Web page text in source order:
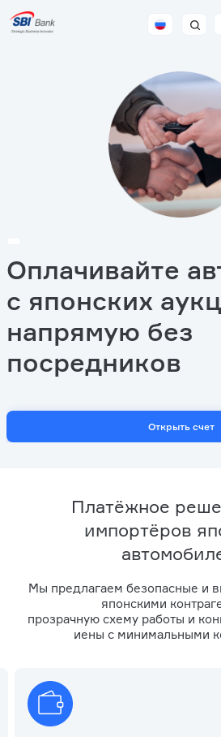
Перейти
основному
Оплачивайте
с японских
напрямую без
посредников
Открыть счет
Платёжное
импортёров
Мы предлагаем безопасные и
японскими
прозрачную схему работы и
иены с минимальными